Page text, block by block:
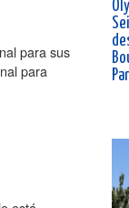
para sus
para